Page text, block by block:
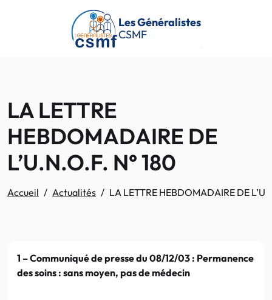
Passer au contenu principal
Les Généralistes
CSMF
LA LETTRE
HEBDOMADAIRE DE
L’U.N.O.F. N° 180
Accueil Actualités LA LETTRE HEBDOMADAIRE DE
1 – Communiqué de presse du 08/12/03 : Permanence
des soins : sans moyen, pas de médecin